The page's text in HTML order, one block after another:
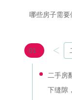
哪些房子需要
01
二手房
下缝隙